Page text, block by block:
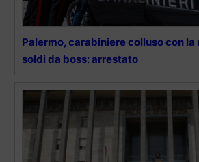
Palermo, carabiniere colluso con
soldi da boss: arrestato